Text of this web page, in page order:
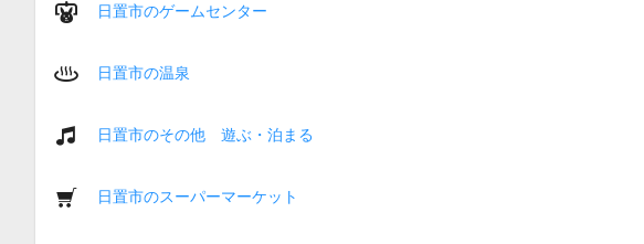
日置市のゲームセンター
日置市の温泉
日置市のその他 遊ぶ・泊まる
日置市のスーパーマーケット